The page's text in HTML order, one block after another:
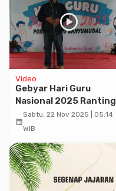
Video
Gebyar Hari Guru
Nasional 2025 Ranting
PGRI Banyumudal,
Pemalang
calendar_month
Sabtu, 22 Nov 2025 | 05:14
WIB